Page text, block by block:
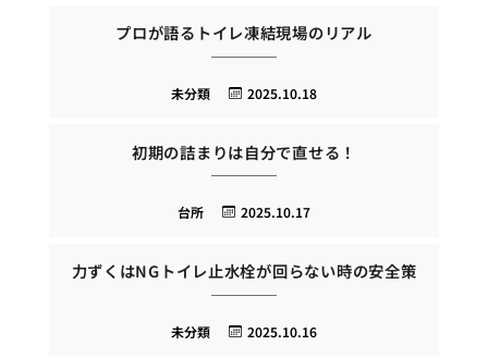
プロが語るトイレ凍結現場のリアル
2025.10.18
未分類
初期の詰まりは自分で直せる！
2025.10.17
台所
力ずくはNGトイレ止水栓が回らない時の安全策
2025.10.16
未分類